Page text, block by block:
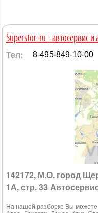
Superstor-ru - автосервис и
Тел: 8-495-849-10-00
142172, М.О. город
1А, стр. 33
На нашей разборке Вы